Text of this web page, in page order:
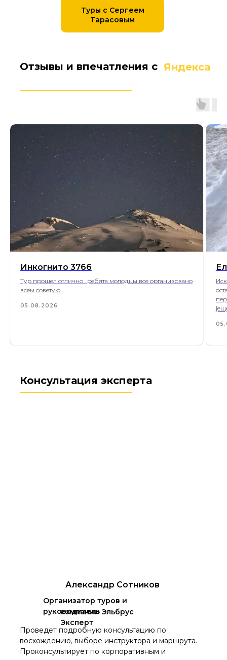
Туры с Сергеем
Тарасовым
Отзывы и впечатления с Яндекса
Инкогнито 3766
Тур прошел отлично , ребята молодцы все организовано
всем советую .
05.08.2026
Консультация эксперта
Проведет подробную консультацию по
восхождению, выборе инструктора и маршрута.
Проконсультирует по корпоративным и
Организатор туров и
руководитель
Александр Сотников
компании Эльбрус
Эксперт